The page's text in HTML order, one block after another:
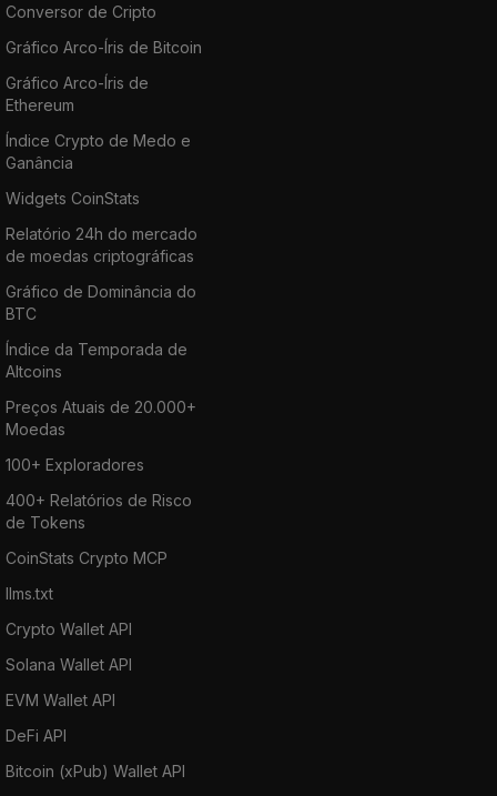
Conversor de Cripto
Gráfico Arco-Íris de Bitcoin
Gráfico Arco-Íris de
Ethereum
Índice Crypto de Medo e
Ganância
Widgets CoinStats
Relatório 24h do mercado
de moedas criptográficas
Gráfico de Dominância do
BTC
Índice da Temporada de
Altcoins
Preços Atuais de 20.000+
Moedas
100+ Exploradores
400+ Relatórios de Risco
de Tokens
CoinStats Crypto MCP
llms.txt
Crypto Wallet API
Solana Wallet API
EVM Wallet API
DeFi API
Bitcoin (xPub) Wallet API